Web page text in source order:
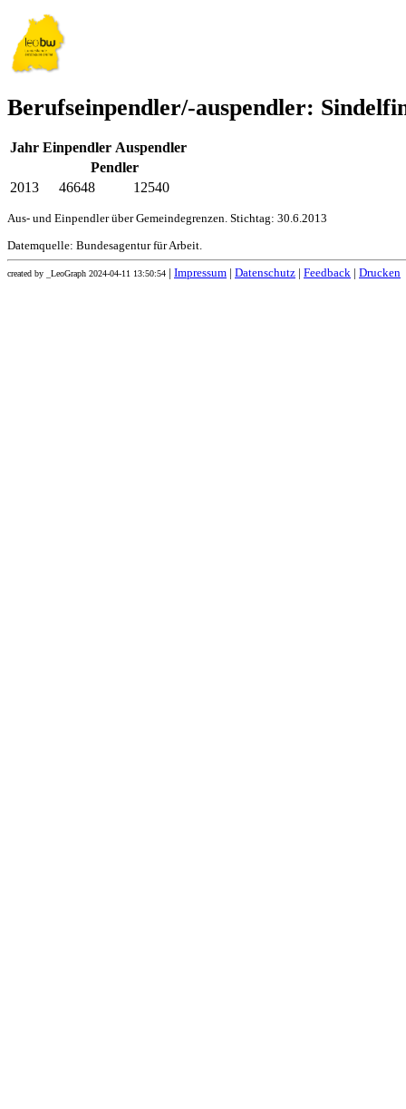
Berufseinpendler/-auspendler:
Jahr Einpendler Auspendler
Pendler
2013
46648 12540
Aus- und Einpendler über Gemeindegrenzen. Stichtag: 30.6.2013
Datemquelle: Bundesagentur für Arbeit.
created by _LeoGraph 2024-04-11 13:50:54 Impressum Datenschutz Feedback Drucken